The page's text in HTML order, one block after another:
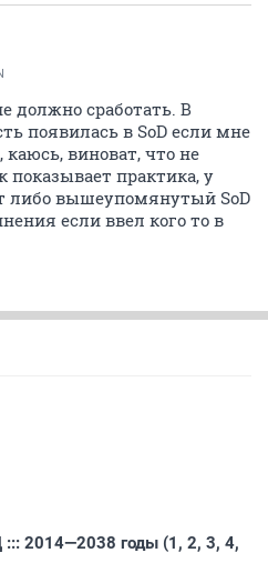
должно сработать. В
появилась в SoD если мне
виноват, что не
показывает практика, у
либо вышеупомянутый SoD
если ввел кого то в
2014—2038 годы (1, 2, 3, 4,